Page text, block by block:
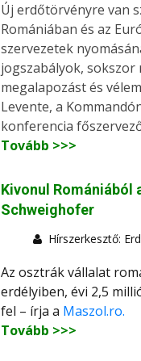
Új erdőtörvényre van
Romániában és az
szervezetek
jogszabályok, sokszor
megalapozást és
Levente, a
konferencia
Tovább >>>
Kivonul Romániából
Schweighofer
Hírszerkesztő:
Az osztrák vállalat
erdélyiben, évi 2,5
fel – írja a Maszol.ro.
Tovább >>>